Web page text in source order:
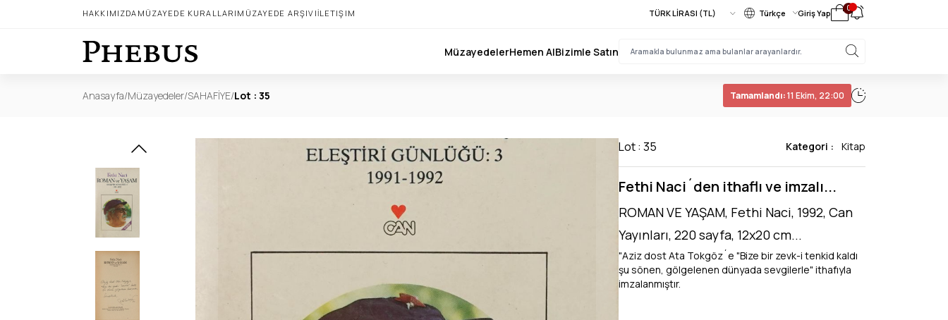
HAKKIMIZDA MÜZAYEDE KURALLARI MÜZAYEDE ARŞIVIİLETIŞIM Türkçe Giriş Yap 0
MüzayedelerHemen AlBizimle Satın
Anasayfa/Müzayedeler/SAHAFİYE/Lot : 35 Tamamlandı:11 Ekim, 22:00
Lot : 35 Kategori : Kitap
Fethi Naci´den ithaflı ve imzalı...
ROMAN VE YAŞAM, Fethi Naci, 1992, Can
Yayınları, 220 sayfa, 12x20 cm...
"Aziz dost Ata Tokgöz´e "Bize bir zevk-i tenkid kaldı
şu sönen, gölgelenen dünyada sevgilerle" ithafıyla
imzalanmıştır.